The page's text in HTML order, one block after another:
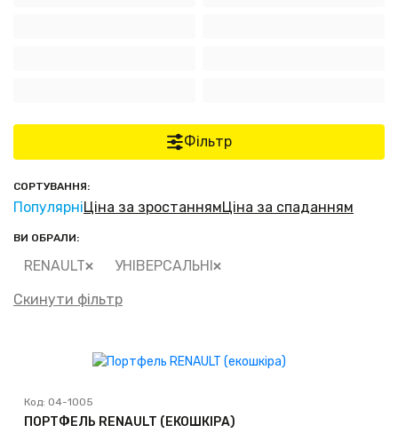
Фільтр
СОРТУВАННЯ:
ПопулярніЦіна за зростаннямЦіна за спаданням
ВИ ОБРАЛИ:
RENAULT
УНІВЕРСАЛЬНІ
Скинути фільтр
Код: 04-1005
ПОРТФЕЛЬ RENAULT (ЕКОШКІРА)